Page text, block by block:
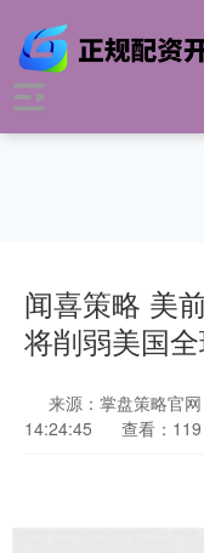
闻喜策略 美
将削弱美国
来源：掌盘策略官网
14:24:45
查看：119